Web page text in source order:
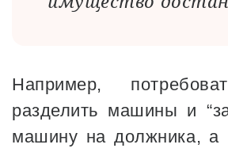
Например,
разделить машины и
машину на должника,